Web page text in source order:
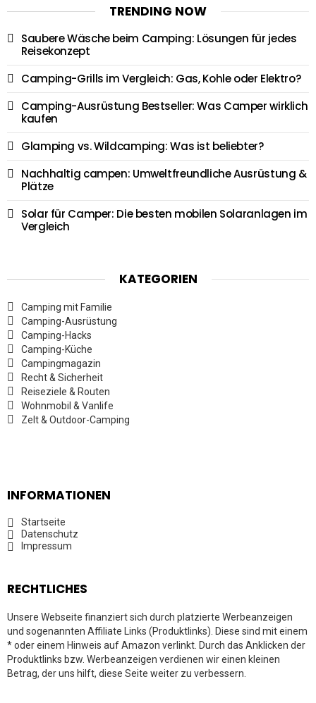
TRENDING NOW
Saubere Wäsche beim Camping: Lösungen für jedes
Reisekonzept
Camping-Grills im Vergleich: Gas, Kohle oder Elektro?
Camping-Ausrüstung Bestseller: Was Camper wirklich
kaufen
Glamping vs. Wildcamping: Was ist beliebter?
Nachhaltig campen: Umweltfreundliche Ausrüstung &
Plätze
Solar für Camper: Die besten mobilen Solaranlagen im
Vergleich
KATEGORIEN
Camping mit Familie
Camping-Ausrüstung
Camping-Hacks
Camping-Küche
Campingmagazin
Recht & Sicherheit
Reiseziele & Routen
Wohnmobil & Vanlife
Zelt & Outdoor-Camping
INFORMATIONEN
Startseite
Datenschutz
Impressum
RECHTLICHES
Unsere Webseite finanziert sich durch platzierte Werbeanzeigen
und sogenannten Affiliate Links (Produktlinks). Diese sind mit einem
* oder einem Hinweis auf Amazon verlinkt. Durch das Anklicken der
Produktlinks bzw. Werbeanzeigen verdienen wir einen kleinen
Betrag, der uns hilft, diese Seite weiter zu verbessern.